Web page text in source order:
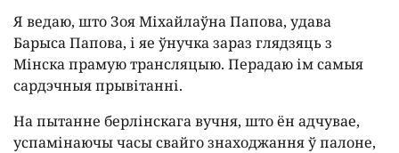
Я ведаю, што Зоя Міхайлаўна Папова, удава
Барыса Папова, і яе ўнучка зараз глядзяць з
Мінска прамую трансляцыю. Перадаю ім самыя
сардэчныя прывітанні.
На пытанне берлінскага вучня, што ён адчувае,
успамінаючы часы свайго знаходжання ў палоне,